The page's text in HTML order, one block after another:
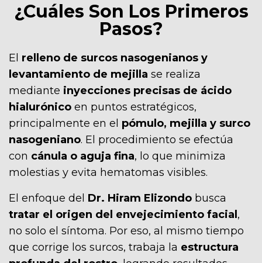
¿Cuáles Son Los Primeros
Pasos?
El relleno de surcos nasogenianos y
levantamiento de mejilla se realiza
mediante inyecciones precisas de ácido
hialurónico en puntos estratégicos,
principalmente en el pómulo, mejilla y surco
nasogeniano. El procedimiento se efectúa
con cánula o aguja fina, lo que minimiza
molestias y evita hematomas visibles.
El enfoque del Dr. Hiram Elizondo busca
tratar el origen del envejecimiento facial,
no solo el síntoma. Por eso, al mismo tiempo
que corrige los surcos, trabaja la estructura